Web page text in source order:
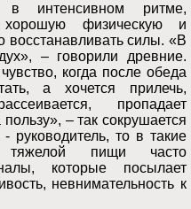
в интенсивном ритме,
хорошую физическую и
восстанавливать силы. «В
– говорили древние.
когда после обеда
а хочется прилечь,
пропадает
– так сокрушается
руководитель, то в такие
тяжелой пищи часто
которые посылает
невнимательность к